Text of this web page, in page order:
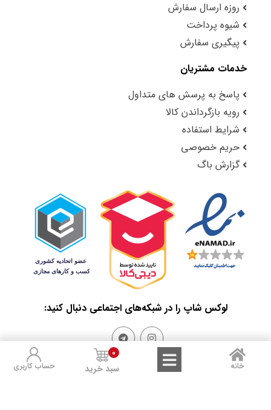
روزه ارسال سفارش
شیوه پرداخت
پیگیری سفارش
خدمات مشتریان
پاسخ به پرسش های متداول
رویه بازگرداندن کالا
شرایط استفاده
حریم خصوصی
گزارش باگ
لوکس شاپ را در شبکه‌های اجتماعی دنبال کنید:
خانه سبد خرید
0
حساب کاربری